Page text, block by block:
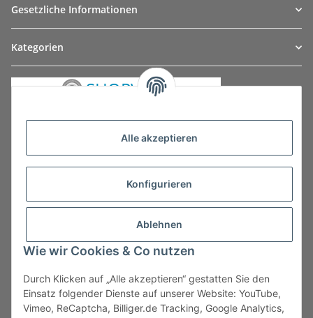
Gesetzliche Informationen
Kategorien
Vertrag widerrufen
Alle akzeptieren
Konfigurieren
Ablehnen
Wie wir Cookies & Co nutzen
Durch Klicken auf „Alle akzeptieren“ gestatten Sie den
Einsatz folgender Dienste auf unserer Website: YouTube,
Vimeo, ReCaptcha, Billiger.de Tracking, Google Analytics,